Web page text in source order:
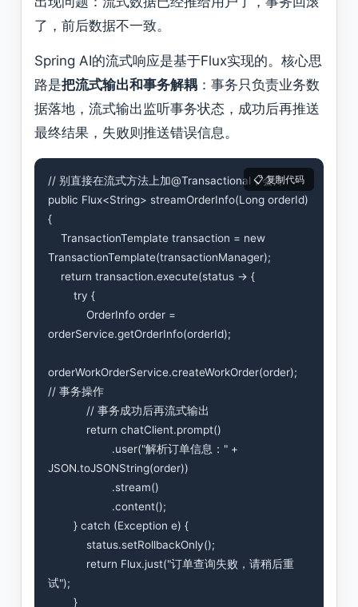
了，前后数据不一致。
Spring AI的流式响应是基于Flux实现的。核心思
路是把流式输出和事务解耦 ：事务只负责业务数
据落地，流式输出监听事务状态，成功后再推送
最终结果，失败则推送错误信息。
// 别直接在流式方法上加@Transactional，会炸
public Flux<String> streamOrderInfo(Long orderId)
{
TransactionTemplate(transactionManager);
orderService.getOrderInfo(orderId);
orderWorkOrderService.createWorkOrder(order);
// 事务操作
JSON.toJSONString(order))
试");